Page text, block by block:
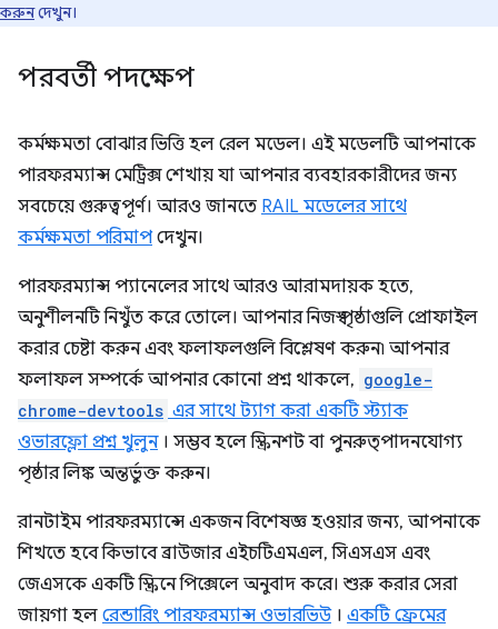
করুনদেখুন।
পরবর্তী পদক্ষেপ
কর্মক্ষমতা বোঝার ভিত্তি হল রেল মডেল। এই মডেলটি আপনাকে
পারফরম্যান্স মেট্রিক্স শেখায় যা আপনার ব্যবহারকারীদের জন্য
সবচেয়ে গুরুত্বপূর্ণ। আরও জানতে RAIL মডেলের সাথে
কর্মক্ষমতা পরিমাপদেখুন।
পারফরম্যান্স প্যানেলের সাথে আরও আরামদায়ক হতে,
অনুশীলনটি নিখুঁত করে তোলে। আপনার নিজস্ব পৃষ্ঠাগুলি প্রোফাইল
করার চেষ্টা করুন এবং ফলাফলগুলি বিশ্লেষণ করুন৷ আপনার
ফলাফল সম্পর্কে আপনার কোনো প্রশ্ন থাকলে, google-
chrome-devtools এর সাথে ট্যাগ করা একটি স্ট্যাক
ওভারফ্লো প্রশ্ন খুলুন। সম্ভব হলে স্ক্রিনশট বা পুনরুত্পাদনযোগ্য
পৃষ্ঠার লিঙ্ক অন্তর্ভুক্ত করুন।
রানটাইম পারফরম্যান্সে একজন বিশেষজ্ঞ হওয়ার জন্য, আপনাকে
শিখতে হবে কিভাবে ব্রাউজার এইচটিএমএল, সিএসএস এবং
জেএসকে একটি স্ক্রিনে পিক্সেলে অনুবাদ করে। শুরু করার সেরা
জায়গা হল রেন্ডারিং পারফরম্যান্স ওভারভিউ। একটি ফ্রেমের